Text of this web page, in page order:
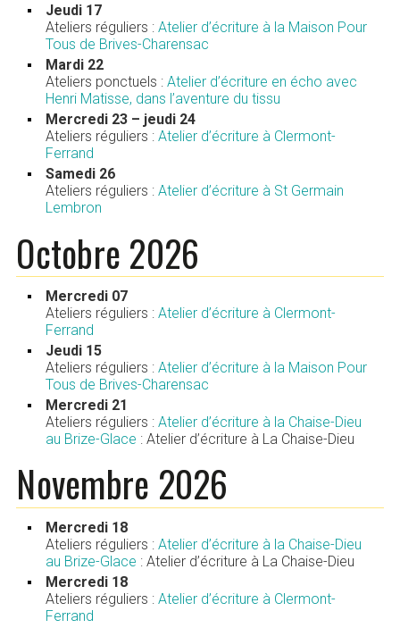
Jeudi 17
Ateliers réguliers : Atelier d’écriture à la Maison Pour
Tous de Brives-Charensac
Mardi 22
Ateliers ponctuels : Atelier d’écriture en écho avec
Henri Matisse, dans l’aventure du tissu
Mercredi 23 – jeudi 24
Ateliers réguliers : Atelier d’écriture à Clermont-
Ferrand
Samedi 26
Ateliers réguliers : Atelier d’écriture à St Germain
Lembron
Octobre 2026
Mercredi 07
Ateliers réguliers : Atelier d’écriture à Clermont-
Ferrand
Jeudi 15
Ateliers réguliers : Atelier d’écriture à la Maison Pour
Tous de Brives-Charensac
Mercredi 21
Ateliers réguliers : Atelier d’écriture à la Chaise-Dieu
au Brize-Glace : Atelier d’écriture à La Chaise-Dieu
Novembre 2026
Mercredi 18
Ateliers réguliers : Atelier d’écriture à la Chaise-Dieu
au Brize-Glace : Atelier d’écriture à La Chaise-Dieu
Mercredi 18
Ateliers réguliers : Atelier d’écriture à Clermont-
Ferrand